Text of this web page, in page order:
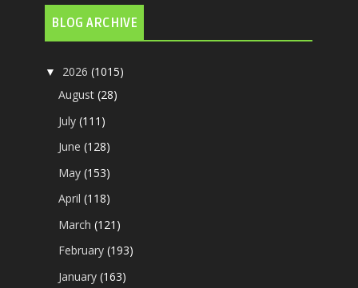
BLOG ARCHIVE
▼ 2026(1015)
August(28)
July(111)
June(128)
May(153)
April(118)
March(121)
February(193)
January(163)